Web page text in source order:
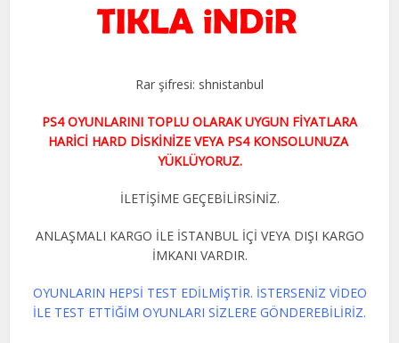
Rar şifresi: shnistanbul
PS4 OYUNLARINI TOPLU OLARAK UYGUN FİYATLARA
HARİCİ HARD DİSKİNİZE VEYA PS4 KONSOLUNUZA
YÜKLÜYORUZ.
İLETİŞİME GEÇEBİLİRSİNİZ.
ANLAŞMALI KARGO İLE İSTANBUL İÇİ VEYA DIŞI KARGO
İMKANI VARDIR.
OYUNLARIN HEPSİ TEST EDİLMİŞTİR. İSTERSENİZ VİDEO
İLE TEST ETTİĞİM OYUNLARI SİZLERE GÖNDEREBİLİRİZ.